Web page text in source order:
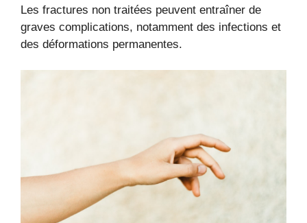
Les fractures non traitées peuvent entraîner de
graves complications, notamment des infections et
des déformations permanentes.